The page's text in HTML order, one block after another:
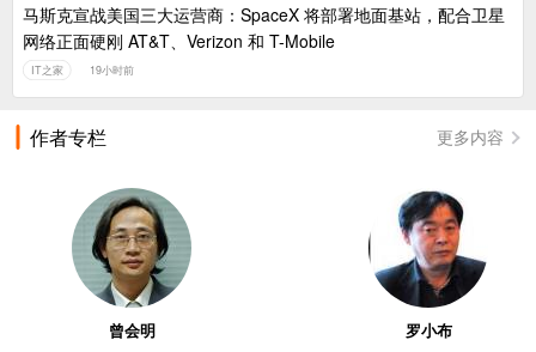
马斯克宣战美国三大运营商：SpaceX 将部署地面基站，配合卫星
网络正面硬刚 AT&T、Verizon 和 T-Mobile
IT之家 19小时前
作者专栏 更多内容
曾会明
罗小布